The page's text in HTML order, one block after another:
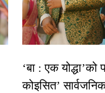
‘बा : एक
कोइसित’